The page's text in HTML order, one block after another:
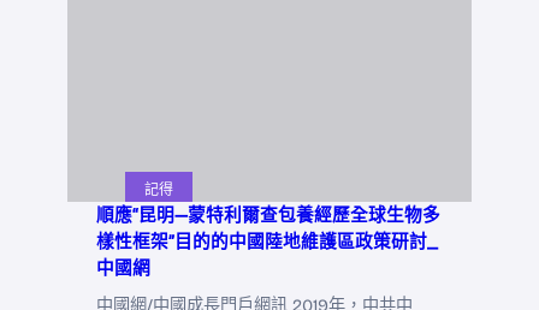
記得
順應“昆明—蒙特利爾查包養經歷全球生物多
樣性框架”目的的中國陸地維護區政策研討_
中國網